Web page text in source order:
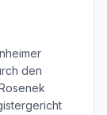
den